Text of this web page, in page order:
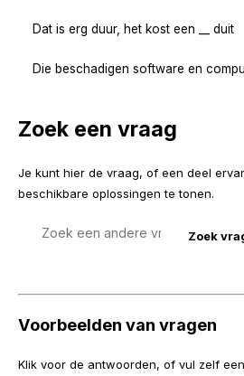
Dat is erg duur, het kost een __ duit
Die beschadigen software en
Zoek een vraag
Je kunt hier de vraag, of een deel
beschikbare oplossingen te tonen.
Voorbeelden van vragen
Klik voor de antwoorden, of vul zelf